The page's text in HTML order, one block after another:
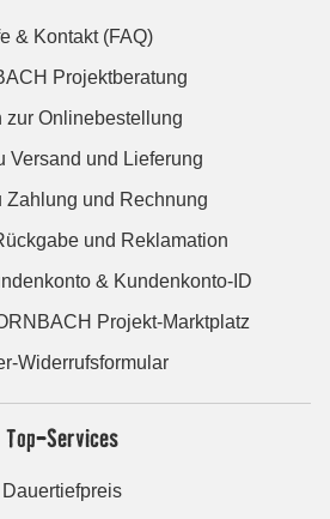
& Kontakt (FAQ)
Projektberatung
zur Onlinebestellung
Versand und Lieferung
Zahlung und Rechnung
und Reklamation
& Kundenkonto-ID
Projekt-Marktplatz
Widerrufsformular
Top-Services
Dauertiefpreis